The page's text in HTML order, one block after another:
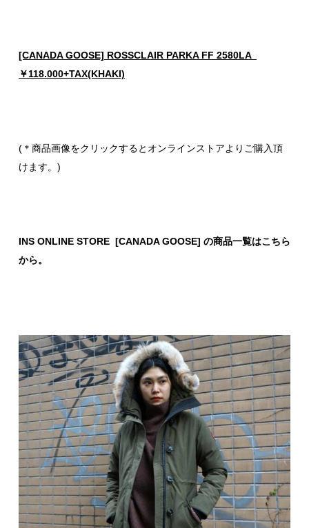
[CANADA GOOSE] ROSSCLAIR PARKA FF 2580LA
￥118.000+TAX(KHAKI)
(＊商品画像をクリックするとオンラインストアよりご購入頂
けます。)
INS ONLINE STORE [CANADA GOOSE] の商品一覧はこちら
から。